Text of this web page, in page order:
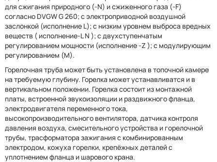
для сжигания природного (-N) и cжиженного газа (-F)
согласно DVGW G 260; с электроприводной воздушной
заслонкой (исполнение L); с низким уровнем выброса вредных
веществ ( исполнение-L N ); с двухступенчатым
регулированием мощности (исполнение -Z ); с модулирующим
регулированием (М).
Горелочная труба может быть установлена в топочной камере
на требуемую глубину. Горелка может устанавливатся и в
вертикальном положении. Горелка состоит из монтажной
платы, встроенной звукоизоляции и раздвижного фланца,
электродвигателя переменного тока,
высокопроизводительного вентилятора, датчика контроля
давления воздуха, смесительного устройства и горелочной
трубы, трасформатора зажигания с комбинированным
электродом, кожуха горелки, крепёжных деталей с
уплотнением фланца и шарового крана.